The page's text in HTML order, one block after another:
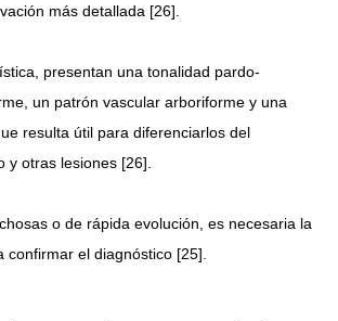
más detallada [26].
presentan una tonalidad pardo-
un patrón vascular arboriforme y una
resulta útil para diferenciarlos del
y otras lesiones [26].
o de rápida evolución, es necesaria la
confirmar el diagnóstico [25].